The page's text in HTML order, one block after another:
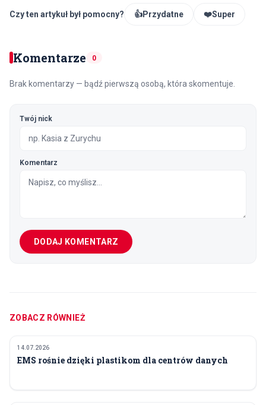
Czy ten artykuł był pomocny? 👍Przydatne ❤️Super
Komentarze 0
Brak komentarzy — bądź pierwszą osobą, która skomentuje.
Twój nick
Komentarz
DODAJ KOMENTARZ
ZOBACZ RÓWNIEŻ
TECHNOLOGIA I INNOWACJE
14.07.2026
EMS rośnie dzięki plastikom dla centrów danych